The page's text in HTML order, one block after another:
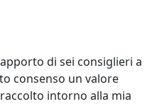
di sei consiglieri a
consenso un valore
intorno alla mia